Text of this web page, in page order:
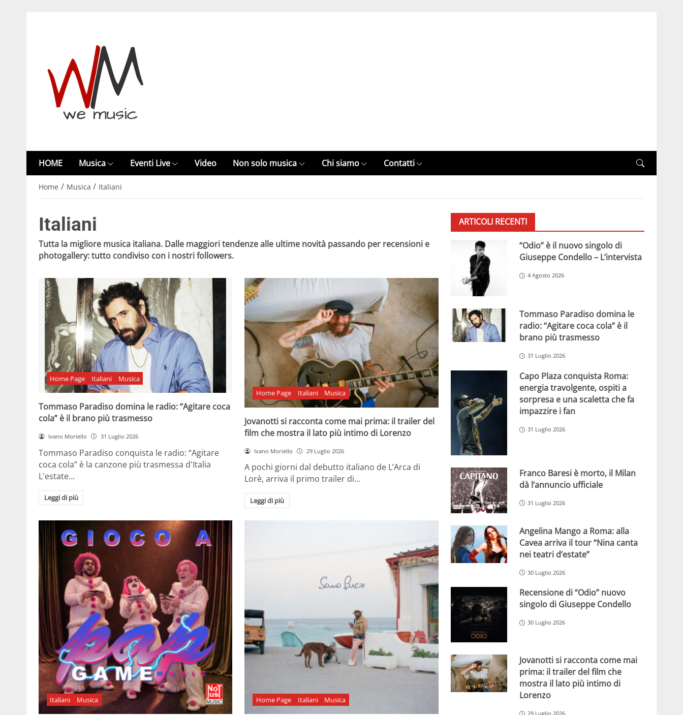
HOME Musica Eventi Live Video Non solo musica Chi siamo Contatti
Home / Musica / Italiani
Italiani
Tutta la migliore musica italiana. Dalle maggiori tendenze alle ultime novità passando per recensioni e
photogallery: tutto condiviso con i nostri followers.
Home Page Italiani Musica
Tommaso Paradiso domina le radio: “Agitare coca
cola” è il brano più trasmesso
Ivano Moriello 31 Luglio 2026
Tommaso Paradiso conquista le radio: “Agitare
coca cola” è la canzone più trasmessa d'Italia
L'estate…
Leggi di più
Home Page Italiani Musica
Jovanotti si racconta come mai prima: il trailer del
film che mostra il lato più intimo di Lorenzo
Ivano Moriello 29 Luglio 2026
A pochi giorni dal debutto italiano de L’Arca di
Lorè, arriva il primo trailer di…
Leggi di più
Italiani Musica Home Page Italiani Musica
ARTICOLI RECENTI
“Odio” è il nuovo singolo di
Giuseppe Condello – L’intervista
4 Agosto 2026
Tommaso Paradiso domina le
radio: “Agitare coca cola” è il
brano più trasmesso
31 Luglio 2026
Capo Plaza conquista Roma:
energia travolgente, ospiti a
sorpresa e una scaletta che fa
impazzire i fan
31 Luglio 2026
Franco Baresi è morto, il Milan
dà l’annuncio ufficiale
31 Luglio 2026
Angelina Mango a Roma: alla
Cavea arriva il tour “Nina canta
nei teatri d’estate”
30 Luglio 2026
Recensione di “Odio” nuovo
singolo di Giuseppe Condello
30 Luglio 2026
Jovanotti si racconta come mai
prima: il trailer del film che
mostra il lato più intimo di
Lorenzo
29 Luglio 2026